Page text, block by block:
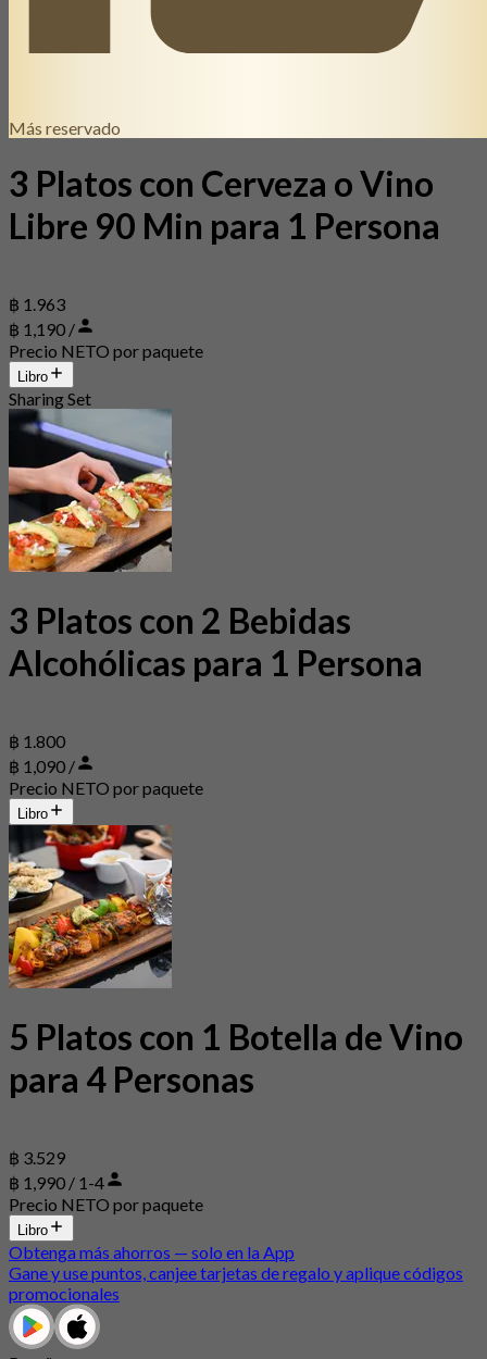
Más reservado
3 Platos con Cerveza o Vino
Libre 90 Min para 1 Persona
฿ 1.963
฿ 1,190 /
Precio NETO por paquete
Libro
Sharing Set
3 Platos con 2 Bebidas
Alcohólicas para 1 Persona
฿ 1.800
฿ 1,090 /
Precio NETO por paquete
Libro
5 Platos con 1 Botella de Vino
para 4 Personas
฿ 3.529
฿ 1,990 / 1-4
Precio NETO por paquete
Libro
Obtenga más ahorros — solo en la App
Gane y use puntos, canjee tarjetas de regalo y aplique códigos
promocionales